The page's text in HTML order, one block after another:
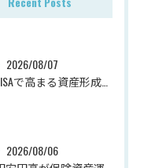
2026/08/07
2026/08/06